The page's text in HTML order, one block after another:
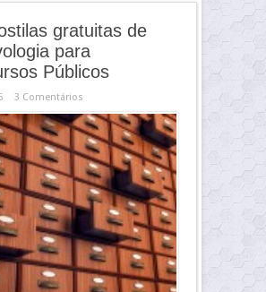
gratuitas de
para
Públicos
3 Comentários